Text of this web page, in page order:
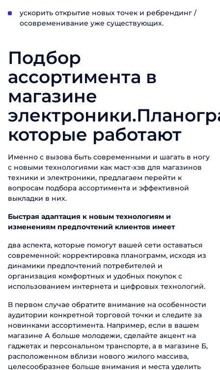
ускорить открытие новых точек и ребрендинг /
осовременивание уже существующих.
Подбор
ассортимента в
магазине
которые работают
Именно с вызова быть современными и шагать в ногу
с новыми технологиями как маст-хэв для магазинов
техники и электроники, предлагаем перейти к
вопросам подбора ассортимента и эффективной
выкладки в них.
Быстрая адаптация к новым технологиям и
изменениям предпочтений клиентов имеет
два аспекта, которые помогут вашей сети оставаться
современной: корректировка планограмм, исходя из
динамики предпочтений потребителей и
организация комфортных и удобных покупок с
использованием интернета и цифровых технологий.
В первом случае обратите внимание на особенности
аудитории конкретной торговой точки и следите за
новинками ассортимента. Например, если в вашем
магазине А больше молодежи, сделайте акцент на
гаджетах и персональном транспорте, а в магазине Б,
расположенном вблизи нового жилого массива,
целесообразнее больше внимания и места уделить